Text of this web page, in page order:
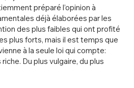
préparé l’opinion à
déjà élaborées par les
des plus faibles qui ont profité
plus forts, mais il est temps que
à la seule loi qui compte:
Du plus vulgaire, du plus